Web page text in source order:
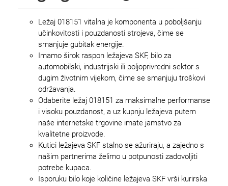
Ležaj 018151 vitalna je komponenta u poboljšanju
učinkovitosti i pouzdanosti strojeva, čime se
smanjuje gubitak energije.
Imamo širok raspon ležajeva SKF, bilo za
automobilski, industrijski ili poljoprivredni sektor s
dugim životnim vijekom, čime se smanjuju troškovi
održavanja.
Odaberite ležaj 018151 za maksimalne performanse
i visoku pouzdanost, a uz kupnju ležajeva putem
naše internetske trgovine imate jamstvo za
kvalitetne proizvode.
Kutici ležajeva SKF stalno se ažuriraju, a zajedno s
našim partnerima želimo u potpunosti zadovoljiti
potrebe kupaca.
Isporuku bilo koje količine ležajeva SKF vrši kurirska